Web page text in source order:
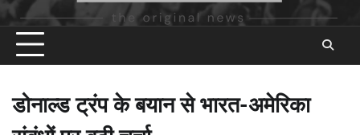
डोनाल्ड ट्रंप के बयान से भारत-अमेरिका